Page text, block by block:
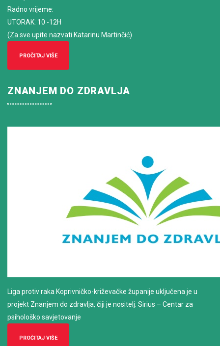
Radno vrijeme:
UTORAK: 10 -12H
(Za sve upite nazvati Katarinu Martinčić)
PROČITAJ VIŠE
ZNANJEM DO ZDRAVLJA
Liga protiv raka Koprivničko-križevačke županije uključena je u
projekt Znanjem do zdravlja, čiji je nositelj: Sirius – Centar za
psihološko savjetovanje
PROČITAJ VIŠE